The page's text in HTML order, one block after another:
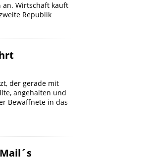
an. Wirtschaft kauft
Republik
der gerade mit
angehalten und
Bewaffnete in das